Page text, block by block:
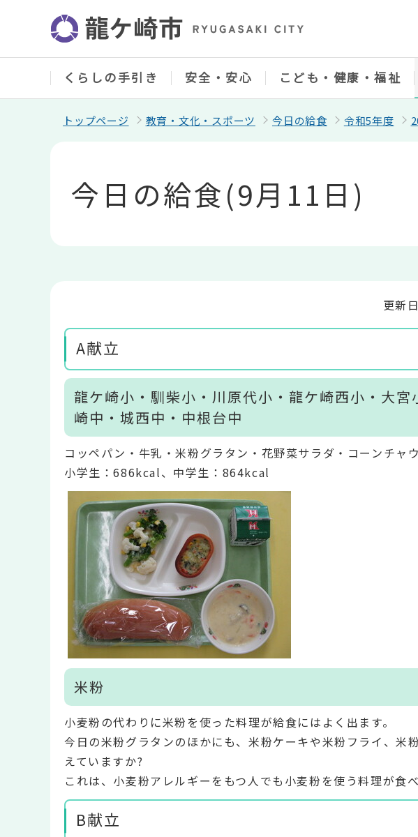
ジ
くらしの手引き 安全・安心 こども・健康・福祉
トップページ 教育・文化・スポーツ 今日の給食 令和5年度
今日の給食(9月11日)
更新
A献立
龍ケ崎小・馴柴小・川原代小・龍ケ崎西小・大
崎中・城西中・中根台中
コッペパン・牛乳・米粉グラタン・花野菜サラダ・コーンチャ
小学生：686kcal、中学生：864kcal
米粉
小麦粉の代わりに米粉を使った料理が給食にはよく出ます。
今日の米粉グラタンのほかにも、米粉ケーキや米粉フライ、米
えていますか?
これは、小麦粉アレルギーをもつ人でも小麦粉を使う料理が食
B献立